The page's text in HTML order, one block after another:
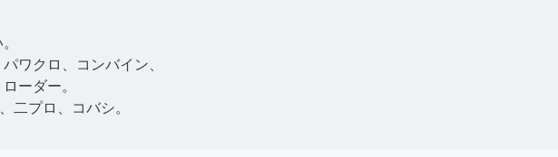
ワクロ、コンバイン、
ーダー。
二プロ、コバシ。